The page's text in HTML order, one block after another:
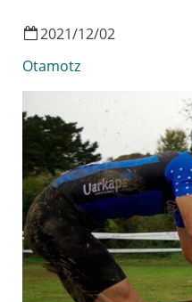
2021/12/02
Otamotz